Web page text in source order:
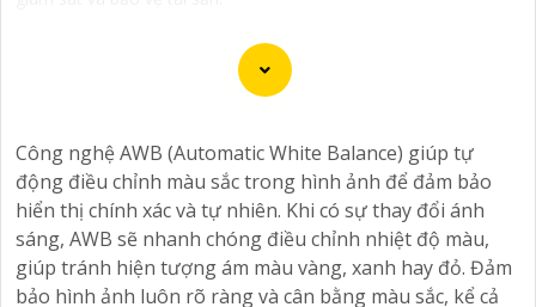
tiết kiệm? Hãy khám phá Camera Wifi Ezviz - dòng sản
phẩm chính hãng với mức giá rất hấp dẫn. Với thiết kế
hiện đại, dễ dàng lắp đặt và kết nối thông minh qua
Wifi, Camera Wifi Ezviz sẽ giúp bạn giám sát ngôi nhà
hoặc văn phòng mọi lúc mọi nơi chỉ bằng một chiếc
điện thoại thông minh.
Công nghệ AWB (Automatic White Balance) giúp tự
động điều chỉnh màu sắc trong hình ảnh để đảm bảo
hiển thị chính xác và tự nhiên. Khi có sự thay đổi ánh
sáng, AWB sẽ nhanh chóng điều chỉnh nhiệt độ màu,
giúp tránh hiện tượng ám màu vàng, xanh hay đỏ. Đảm
bảo hình ảnh luôn rõ ràng và cân bằng màu sắc, kể cả